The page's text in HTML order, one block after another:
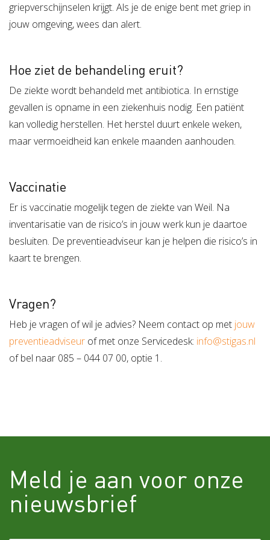
griepverschijnselen krijgt. Als je de enige bent met griep in
jouw omgeving, wees dan alert.
Hoe ziet de behandeling eruit?
De ziekte wordt behandeld met antibiotica. In ernstige
gevallen is opname in een ziekenhuis nodig. Een patiënt
kan volledig herstellen. Het herstel duurt enkele weken,
maar vermoeidheid kan enkele maanden aanhouden.
Vaccinatie
Er is vaccinatie mogelijk tegen de ziekte van Weil. Na
inventarisatie van de risico’s in jouw werk kun je daartoe
besluiten. De preventieadviseur kan je helpen die risico’s in
kaart te brengen.
Vragen?
Heb je vragen of wil je advies? Neem contact op met jouw
preventieadviseur of met onze Servicedesk: info@stigas.nl
of bel naar 085 – 044 07 00, optie 1.
Meld je aan voor onze
nieuwsbrief